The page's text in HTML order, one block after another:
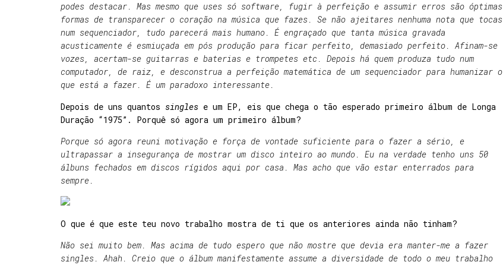
podes destacar. Mas mesmo que uses só software, fugir à perfeição e assumir erros são óptimas
formas de transparecer o coração na música que fazes. Se não ajeitares nenhuma nota que tocas
num sequenciador, tudo parecerá mais humano. É engraçado que tanta música gravada
acusticamente é esmiuçada em pós produção para ficar perfeito, demasiado perfeito. Afinam-se
vozes, acertam-se guitarras e baterias e trompetes etc. Depois há quem produza tudo num
computador, de raiz, e desconstrua a perfeição matemática de um sequenciador para humanizar o
que está a fazer. É um paradoxo interessante.
Depois de uns quantos singles e um EP, eis que chega o tão esperado primeiro álbum de Longa
Duração “1975”. Porquê só agora um primeiro álbum?
Porque só agora reuni motivação e força de vontade suficiente para o fazer a sério, e
ultrapassar a insegurança de mostrar um disco inteiro ao mundo. Eu na verdade tenho uns 50
álbuns fechados em discos rígidos aqui por casa. Mas acho que vão estar enterrados para
sempre.
O que é que este teu novo trabalho mostra de ti que os anteriores ainda não tinham?
Não sei muito bem. Mas acima de tudo espero que não mostre que devia era manter-me a fazer
singles. Ahah. Creio que o álbum manifestamente assume a diversidade de todo o meu trabalho